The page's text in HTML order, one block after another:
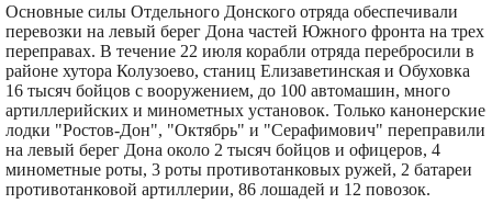
Основные силы Отдельного Донского отряда обеспечивали
перевозки на левый берег Дона частей Южного фронта на трех
переправах. В течение 22 июля корабли отряда перебросили в
районе хутора Колузоево, станиц Елизаветинская и Обуховка
16 тысяч бойцов с вооружением, до 100 автомашин, много
артиллерийских и минометных установок. Только канонерские
лодки "Ростов-Дон", "Октябрь" и "Серафимович" переправили
на левый берег Дона около 2 тысяч бойцов и офицеров, 4
минометные роты, 3 роты противотанковых ружей, 2 батареи
противотанковой артиллерии, 86 лошадей и 12 повозок.